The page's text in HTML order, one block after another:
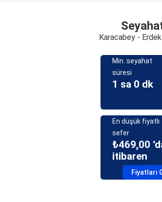
Karacabey -
Min. seyahat
süresi
1 sa 0 dk
En düşük fiyatlı
sefer
₺469,00
itibaren
Fiyatları